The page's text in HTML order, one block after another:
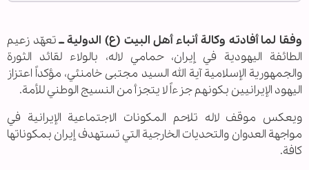
وفقا لما أفادته وكالة أنباء أهل البيت (ع) الدولية ــتعهّد زعيم
الطائفة اليهودية في إيران، حمامي لاله، بالولاء لقائد الثورة
والجمهورية الإسلامية آية الله السيد مجتبى خامنئي، مؤكداً اعتزاز
اليهود الإيرانيين بكونهم جزءاً لا يتجزأ من النسيج الوطني للأمة.
ويعكس موقف لاله تلاحم المكونات الاجتماعية الإيرانية في
مواجهة العدوان والتحديات الخارجية التي تستهدف إيران بمكوناتها
كافة.